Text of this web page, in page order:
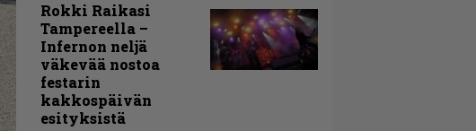
Rokki Raikasi
Tampereella –
Infernon neljä
väkevää nostoa
festarin
kakkospäivän
esityksistä